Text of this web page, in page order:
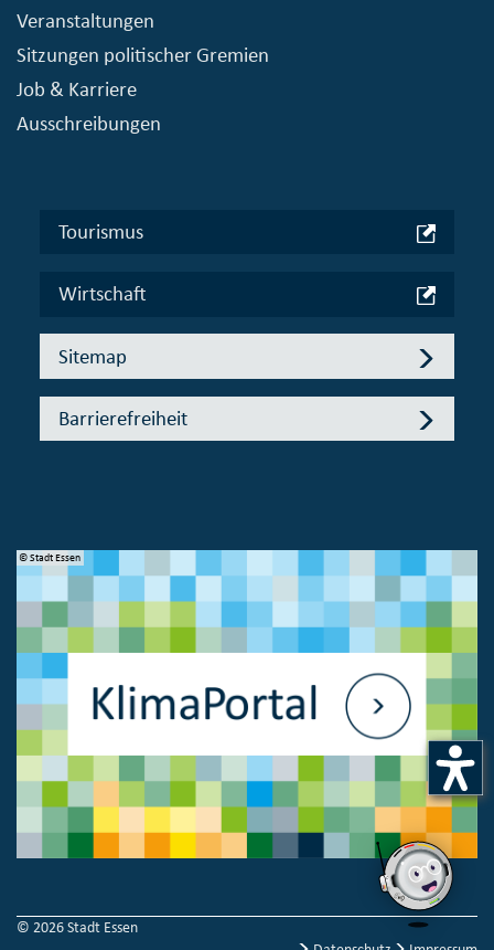
Veranstaltungen
Sitzungen politischer Gremien
Job & Karriere
Ausschreibungen
Tourismus
Wirtschaft
Sitemap
Barrierefreiheit
© Stadt Essen
© 2026 Stadt Essen